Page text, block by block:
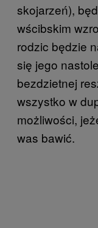
skojarzeń),
wścibskim
rodzic będzie
się jego
bezdzietnej
wszystko w
możliwości,
was bawić.